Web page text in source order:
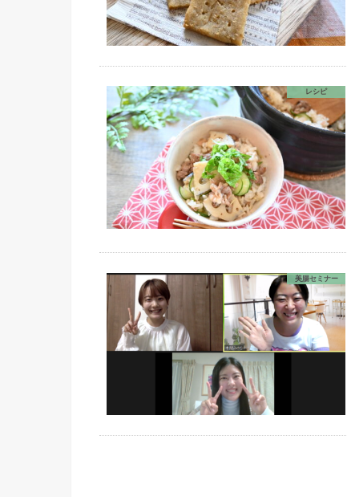
レシピ
美腸セミナー